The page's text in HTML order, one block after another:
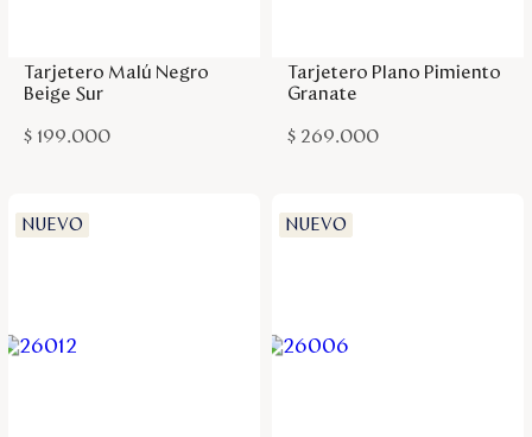
Tarjetero Malú Negro
Beige Sur
$ 199.000
Tarjetero Plano Pimiento
Granate
$ 269.000
NUEVO NUEVO